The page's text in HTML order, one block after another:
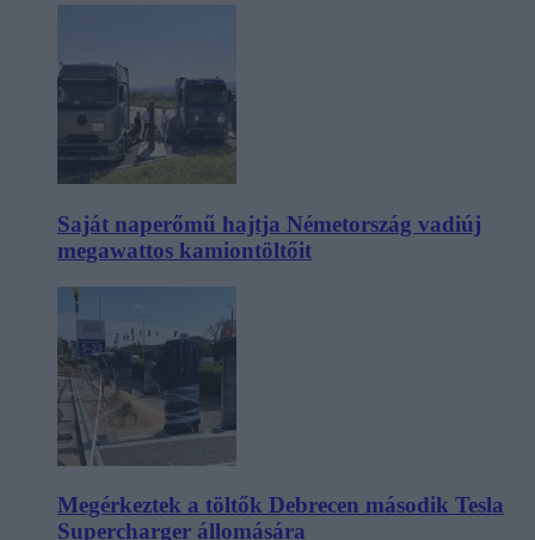
Saját naperőmű hajtja Németország vadiúj
megawattos kamiontöltőit
Megérkeztek a töltők Debrecen második Tesla
Supercharger állomására